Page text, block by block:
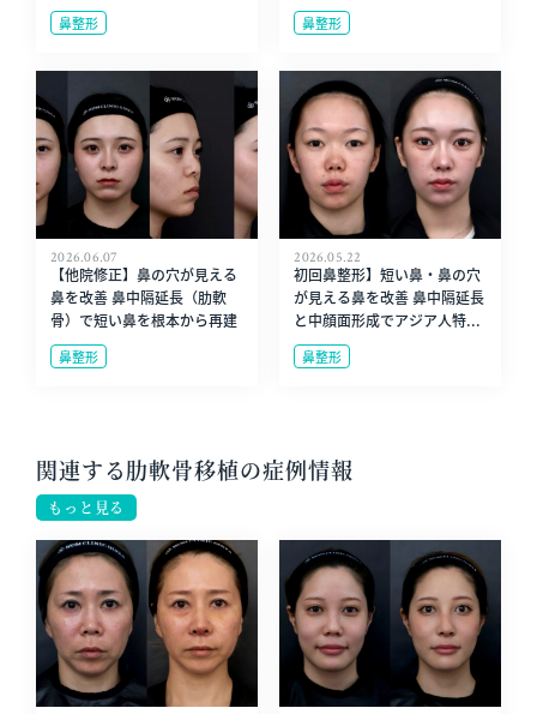
鼻整形 鼻整形
2026.06.07
【他院修正】鼻の穴が見える
鼻を改善 鼻中隔延長（肋軟
骨）で短い鼻を根本から再建
鼻整形
2026.05.22
初回鼻整形】短い鼻・鼻の穴
が見える鼻を改善 鼻中隔延長
と中顔面形成でアジア人特...
鼻整形
関連する肋軟骨移植の症例情報
もっと見る